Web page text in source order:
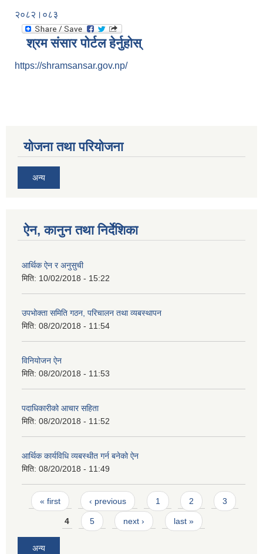
२०८२।०८३
श्रम संसार पोर्टल हेर्नुहोस्
https://shramsansar.gov.np/
योजना तथा परियोजना
अन्य
ऐन, कानुन तथा निर्देशिका
आर्थिक ऐन र अनुसुची
मिति: 10/02/2018 - 15:22
उपभोक्ता समिति गठन, परिचालन तथा व्यबस्थापन
मिति: 08/20/2018 - 11:54
विनियोजन ऐन
मिति: 08/20/2018 - 11:53
पदाधिकारीको आचार सहिता
मिति: 08/20/2018 - 11:52
आर्थिक कार्यविधि व्यबस्थीत गर्न बनेको ऐन
मिति: 08/20/2018 - 11:49
Pages
« first ‹ previous 1 2 3
4 5 next › last »
अन्य